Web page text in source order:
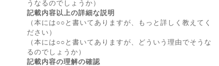
うなるのでしょうか）
記載内容以上の詳細な説明
（本には○○と書いてありますが、もっと詳しく教えてく
ださい）
（本には○○と書いてありますが、どういう理由でそうな
るのでしょうか）
記載内容の理解の確認